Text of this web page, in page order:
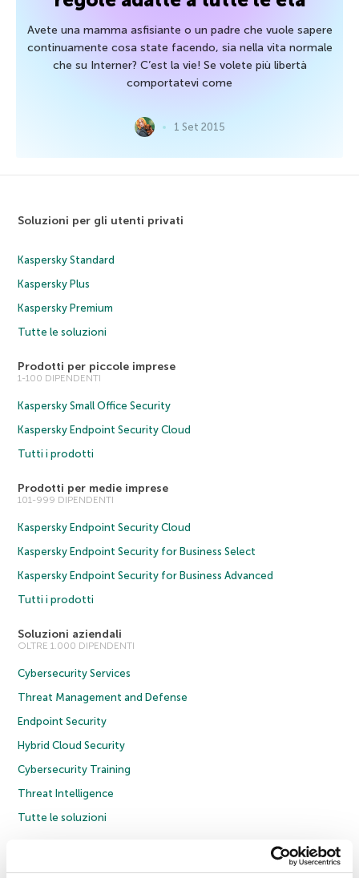
Avete una mamma asfisiante o un padre che vuole sapere
continuamente cosa state facendo, sia nella vita normale
che su Interner? C’est la vie! Se volete più libertà
comportatevi come
1 Set 2015
Soluzioni per gli utenti privati
Kaspersky Standard
Kaspersky Plus
Kaspersky Premium
Tutte le soluzioni
Prodotti per piccole imprese
1-100 DIPENDENTI
Kaspersky Small Office Security
Kaspersky Endpoint Security Cloud
Tutti i prodotti
Prodotti per medie imprese
101-999 DIPENDENTI
Kaspersky Endpoint Security Cloud
Kaspersky Endpoint Security for Business Select
Kaspersky Endpoint Security for Business Advanced
Tutti i prodotti
Soluzioni aziendali
OLTRE 1.000 DIPENDENTI
Cybersecurity Services
Threat Management and Defense
Endpoint Security
Hybrid Cloud Security
Cybersecurity Training
Threat Intelligence
Tutte le soluzioni
Informativa sulla privacy